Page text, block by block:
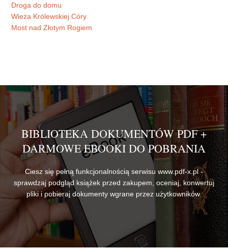
Droga do domu
Wieża Królewskiej Córy
Most nad Złotym Rogiem
BIBLIOTEKA DOKUMENTÓW PDF +
DARMOWE EBOOKI DO POBRANIA
Ciesz się pełną funkcjonalnością serwisu www.pdf-x.pl -
sprawdzaj podgląd książek przed zakupem, oceniaj, konwertuj
pliki i pobieraj dokumenty wgrane przez użytkowników.